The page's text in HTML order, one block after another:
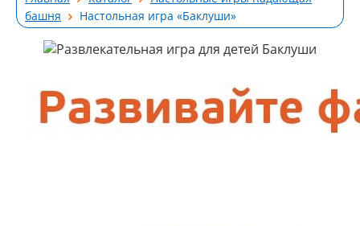
башня
Настольная игра «Баклуши»